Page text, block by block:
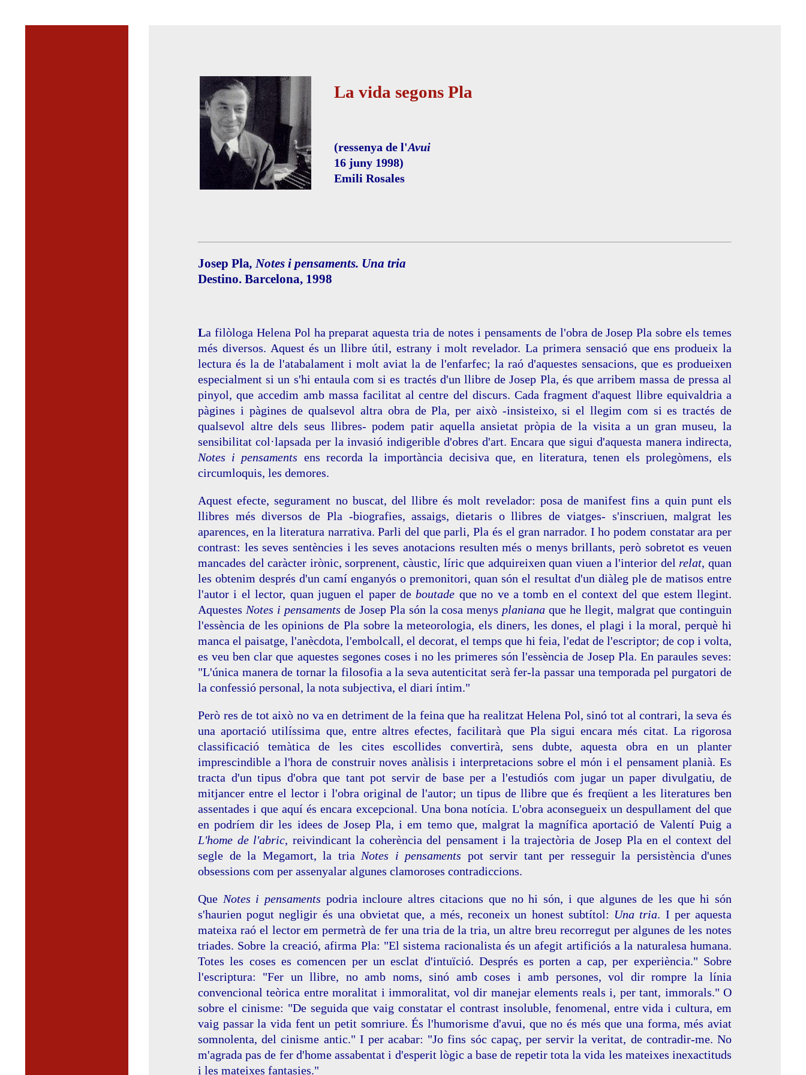
La vida segons Pla
(ressenya de l'Avui
16 juny 1998)
Emili Rosales
Josep Pla, Notes i pensaments. Una tria
Destino. Barcelona, 1998
La filòloga Helena Pol ha preparat aquesta tria de notes i pensaments de l'obra de Josep Pla sobre els temes
més diversos. Aquest és un llibre útil, estrany i molt revelador. La primera sensació que ens produeix la
lectura és la de l'atabalament i molt aviat la de l'enfarfec; la raó d'aquestes sensacions, que es produeixen
especialment si un s'hi entaula com si es tractés d'un llibre de Josep Pla, és que arribem massa de pressa al
pinyol, que accedim amb massa facilitat al centre del discurs. Cada fragment d'aquest llibre equivaldria a
pàgines i pàgines de qualsevol altra obra de Pla, per això -insisteixo, si el llegim com si es tractés de
qualsevol altre dels seus llibres- podem patir aquella ansietat pròpia de la visita a un gran museu, la
sensibilitat col·lapsada per la invasió indigerible d'obres d'art. Encara que sigui d'aquesta manera indirecta,
Notes i pensaments ens recorda la importància decisiva que, en literatura, tenen els prolegòmens, els
circumloquis, les demores.
Aquest efecte, segurament no buscat, del llibre és molt revelador: posa de manifest fins a quin punt els
llibres més diversos de Pla -biografies, assaigs, dietaris o llibres de viatges- s'inscriuen, malgrat les
aparences, en la literatura narrativa. Parli del que parli, Pla és el gran narrador. I ho podem constatar ara per
contrast: les seves sentències i les seves anotacions resulten més o menys brillants, però sobretot es veuen
mancades del caràcter irònic, sorprenent, càustic, líric que adquireixen quan viuen a l'interior del relat, quan
les obtenim després d'un camí enganyós o premonitori, quan són el resultat d'un diàleg ple de matisos entre
l'autor i el lector, quan juguen el paper deboutade que no ve a tomb en el context del que estem llegint.
Aquestes Notes i pensaments de Josep Pla són la cosa menys planiana que he llegit, malgrat que continguin
l'essència de les opinions de Pla sobre la meteorologia, els diners, les dones, el plagi i la moral, perquè hi
manca el paisatge, l'anècdota, l'embolcall, el decorat, el temps que hi feia, l'edat de l'escriptor; de cop i volta,
es veu ben clar que aquestes segones coses i no les primeres són l'essència de Josep Pla. En paraules seves:
"L'única manera de tornar la filosofia a la seva autenticitat serà fer-la passar una temporada pel purgatori de
la confessió personal, la nota subjectiva, el diari íntim."
Però res de tot això no va en detriment de la feina que ha realitzat Helena Pol, sinó tot al contrari, la seva és
una aportació utilíssima que, entre altres efectes, facilitarà que Pla sigui encara més citat. La rigorosa
classificació temàtica de les cites escollides convertirà, sens dubte, aquesta obra en un planter
imprescindible a l'hora de construir noves anàlisis i interpretacions sobre el món i el pensament planià. Es
tracta d'un tipus d'obra que tant pot servir de base per a l'estudiós com jugar un paper divulgatiu, de
mitjancer entre el lector i l'obra original de l'autor; un tipus de llibre que és freqüent a les literatures ben
assentades i que aquí és encara excepcional. Una bona notícia. L'obra aconsegueix un despullament del que
en podríem dir les idees de Josep Pla, i em temo que, malgrat la magnífica aportació de Valentí Puig a
L'home de l'abric, reivindicant la coherència del pensament i la trajectòria de Josep Pla en el context del
segle de la Megamort, la tria Notes i pensaments pot servir tant per resseguir la persistència d'unes
obsessions com per assenyalar algunes clamoroses contradiccions.
Que Notes i pensaments podria incloure altres citacions que no hi són, i que algunes de les que hi són
s'haurien pogut negligir és una obvietat que, a més, reconeix un honest subtítol: Una tria. I per aquesta
mateixa raó el lector em permetrà de fer una tria de la tria, un altre breu recorregut per algunes de les notes
triades. Sobre la creació, afirma Pla: "El sistema racionalista és un afegit artificiós a la naturalesa humana.
Totes les coses es comencen per un esclat d'intuïció. Després es porten a cap, per experiència." Sobre
l'escriptura: "Fer un llibre, no amb noms, sinó amb coses i amb persones, vol dir rompre la línia
convencional teòrica entre moralitat i immoralitat, vol dir manejar elements reals i, per tant, immorals." O
sobre el cinisme: "De seguida que vaig constatar el contrast insoluble, fenomenal, entre vida i cultura, em
vaig passar la vida fent un petit somriure. És l'humorisme d'avui, que no és més que una forma, més aviat
somnolenta, del cinisme antic." I per acabar: "Jo fins sóc capaç, per servir la veritat, de contradir-me. No
m'agrada pas de fer d'home assabentat i d'esperit lògic a base de repetir tota la vida les mateixes inexactituds
i les mateixes fantasies."